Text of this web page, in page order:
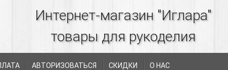
Интернет-магазин "Иглара"
товары для рукоделия
АВТОРИЗОВАТЬСЯ СКИДКИ О НАС